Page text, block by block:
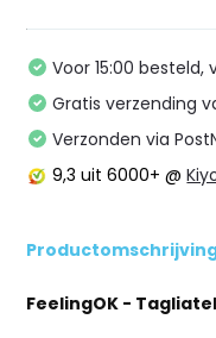
Voor 15:00
Gratis verzending
Verzonden via
9,3 uit 6000+ @
FeelingOK -